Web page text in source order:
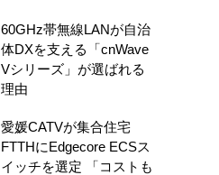
60GHz帯無線LANが自治
体DXを支える「cnWave
Vシリーズ」が選ばれる
理由
愛媛CATVが集合住宅
FTTHにEdgecore ECSス
イッチを選定 「コストも